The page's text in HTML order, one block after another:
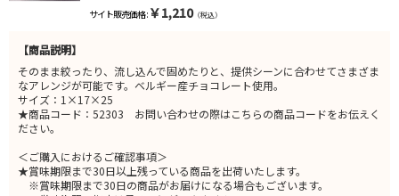
サイト販売価格 : ￥1,210（税込）
【商品説明】
そのまま絞ったり、流し込んで固めたりと、提供シーンに合わせてさまざま
なアレンジが可能です。ベルギー産チョコレート使用。
サイズ：1×17×25
★商品コード：52303 お問い合わせの際はこちらの商品コードをお伝えく
ださい。
＜ご購入におけるご確認事項＞
★賞味期限まで30日以上残っている商品を出荷いたします。
※賞味期限まで30日の商品がお届けになる場合もございます。